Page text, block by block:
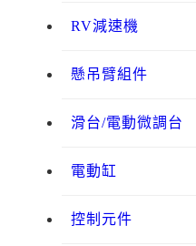
RV減速機
懸吊臂組件
滑台/電動微調台
電動缸
控制元件